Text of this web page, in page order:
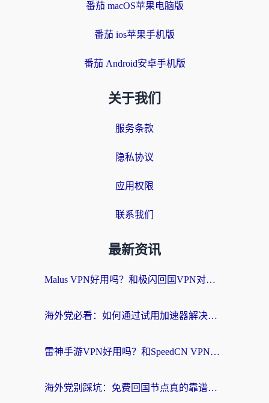
番茄 macOS苹果电脑版
番茄 ios苹果手机版
番茄 Android安卓手机版
关于我们
服务条款
隐私协议
应用权限
联系我们
最新资讯
Malus VPN好用吗？和极闪回国VPN对比哪个回国效果更好？海外党亲测3款加速器+避坑指南
海外党必看：如何通过试用加速器解决国内APP地区限制？附2026最新对比测评
雷神手游VPN好用吗？和SpeedCN VPN对比哪个回国效果更好？海外党亲测3款加速器+避坑指南
海外党别踩坑：免费回国节点真的靠谱吗？教你选对加速器无缝访问国内资源